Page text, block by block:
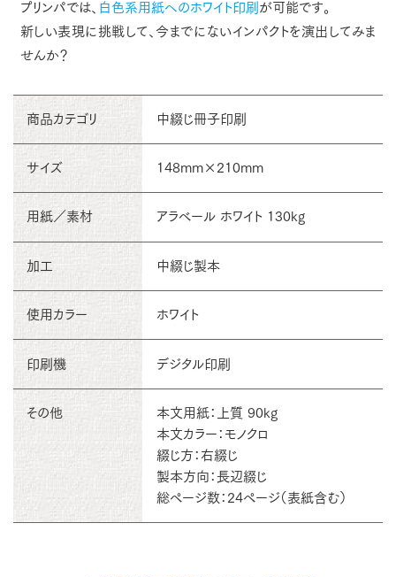
プリンパでは、 白色系用紙へのホワイト印刷 が可能です。
新しい表現に挑戦して、今までにないインパクトを演出してみま
せんか？
商品カテゴリ 中綴じ冊子印刷
サイズ 148mm×210mm
用紙／素材 アラベール ホワイト 130kg
加工 中綴じ製本
使用カラー ホワイト
印刷機 デジタル印刷
その他
本文用紙：上質 90kg
本文カラー：モノクロ
綴じ方：右綴じ
製本方向：長辺綴じ
総ページ数：24ページ（表紙含む）